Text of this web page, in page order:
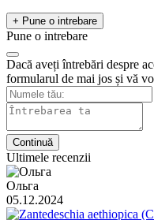
+ Pune o intrebare
Pune o intrebare
Dacă aveți întrebări despre
formularul de mai jos și vă
Continuă
Ultimele recenzii
Ольга
05.12.2024